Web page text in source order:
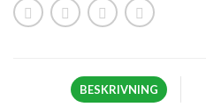
BESKRIVNING